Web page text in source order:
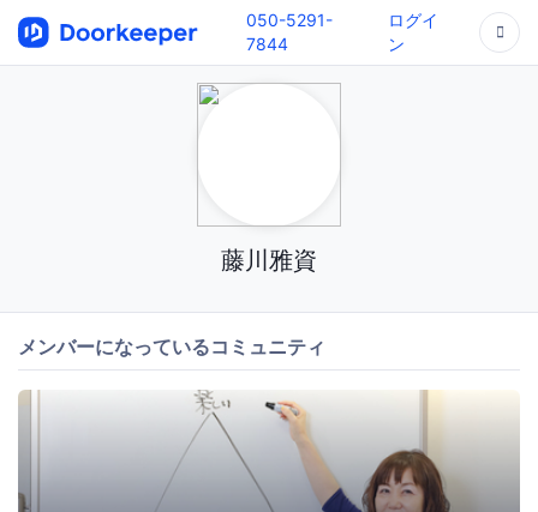
050-5291-
7844
ログイ
ン
藤川雅資
メンバーになっているコミュニティ